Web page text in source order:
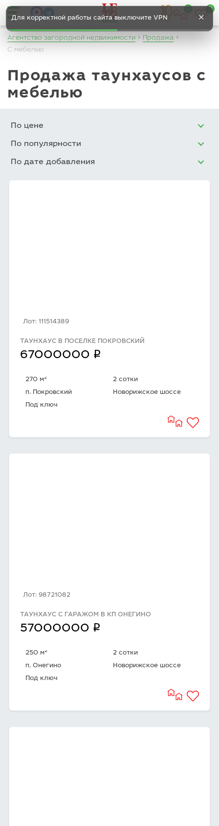
Для корректной работы сайта выключите VPN ✕
0
Агентство загородной недвижимости
Продажа
С мебелью
Продажа таунхаусов с
мебелью
По цене
По популярности
По дате добавления
Лот: 111514389
ТАУНХАУС В ПОСЕЛКЕ ПОКРОВСКИЙ
67000000 q
270 м2
2 сотки
п. Покровский
Новорижское шоссе
Под ключ
Лот: 98721082
ТАУНХАУС С ГАРАЖОМ В КП ОНЕГИНО
57000000 q
250 м2
2 сотки
п. Онегино
Новорижское шоссе
Под ключ